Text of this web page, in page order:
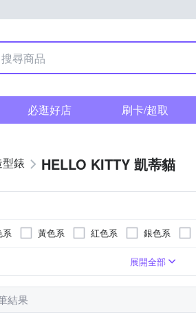
必逛好店 刷卡/超取
錶 HELLO KITTY 凱蒂貓
系 黃色系 紅色系 銀色系
白色系 藍色系
蝴蝶釦
藍寶石水晶鏡面
橡膠/塑膠/矽膠/樹脂錶帶
展開全部
結果